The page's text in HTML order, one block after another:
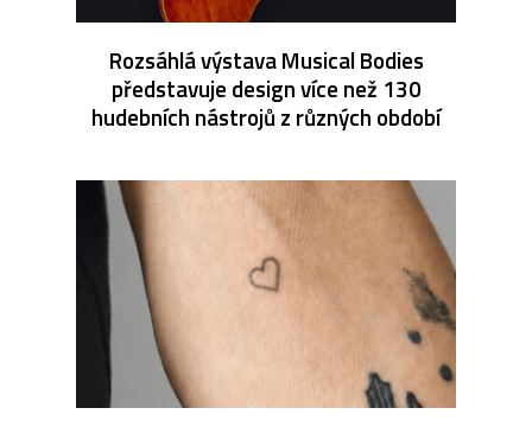
Rozsáhlá výstava Musical Bodies
představuje design více než 130
hudebních nástrojů z různých období